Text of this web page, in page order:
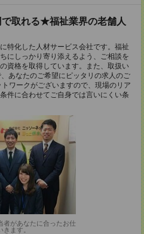
取れる★福祉業界の老舗人
特化した人材サービス会社です。福祉
にしっかり寄り添えるよう、ご相談を
資格を取得しています。また、取扱い
あなたのご希望にピッタリの求人のご
ワークがございますので、現場のリア
件に合わせてご自身では言いにくい条
者があなたに合ったお仕
ます。